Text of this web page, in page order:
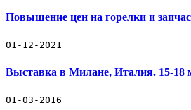
Повышение цен на горелки и
01-12-2021
Выставка в Милане, Италия. 15-18
01-03-2016